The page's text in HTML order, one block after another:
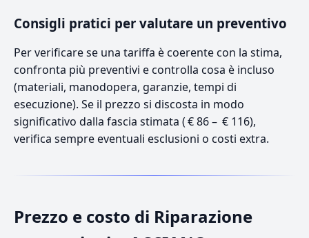
Consigli pratici per valutare un preventivo
Per verificare se una tariffa è coerente con la stima,
confronta più preventivi e controlla cosa è incluso
(materiali, manodopera, garanzie, tempi di
esecuzione). Se il prezzo si discosta in modo
significativo dalla fascia stimata ( € 86 – € 116),
verifica sempre eventuali esclusioni o costi extra.
Prezzo e costo di Riparazione